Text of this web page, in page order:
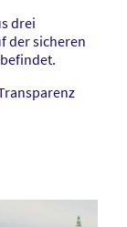
drei
der sicheren